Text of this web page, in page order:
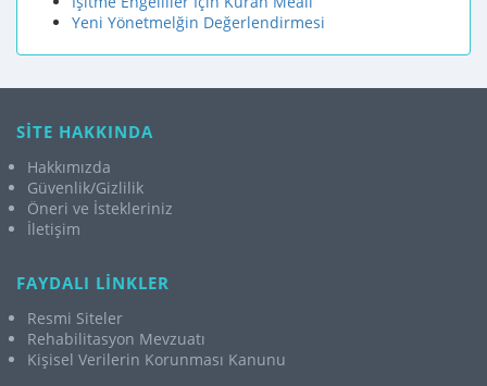
Yeni Yönetmelğin Değerlendirmesi
SİTE HAKKINDA
Hakkımızda
Güvenlik/Gizlilik
Öneri ve İstekleriniz
İletişim
FAYDALI LİNKLER
Resmi Siteler
Rehabilitasyon Mevzuatı
Kişisel Verilerin Korunması Kanunu